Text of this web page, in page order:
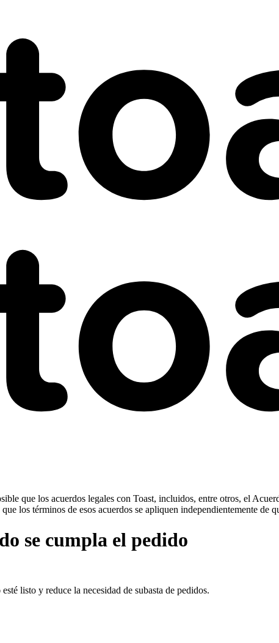
que los acuerdos legales con Toast, incluidos, entre otros, el
los términos de esos acuerdos se apliquen independientemente de
se cumpla el pedido
listo y reduce la necesidad de subasta de pedidos.